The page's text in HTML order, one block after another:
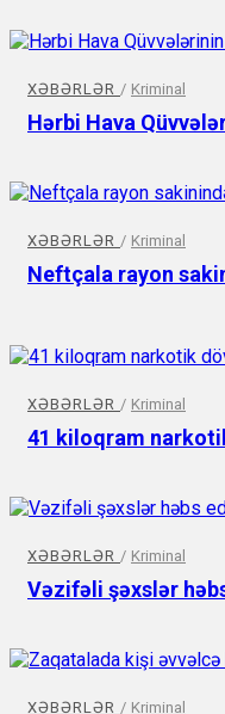
XƏBƏRLƏR / Kriminal
Hərbi Hava
XƏBƏRLƏR / Kriminal
Neftçala rayon
XƏBƏRLƏR / Kriminal
41 kiloqram
XƏBƏRLƏR / Kriminal
Vəzifəli şəxslər
XƏBƏRLƏR / Kriminal